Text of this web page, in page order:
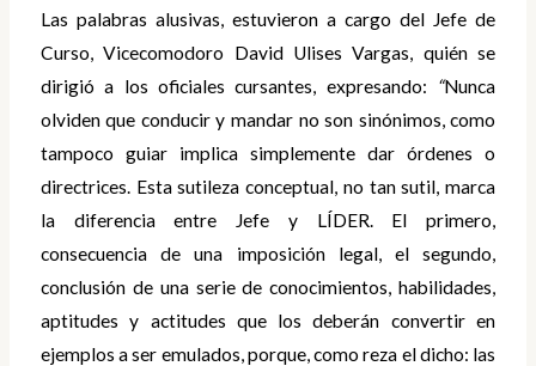
Las palabras alusivas, estuvieron a cargo del Jefe de
Curso, Vicecomodoro David Ulises Vargas, quién se
dirigió a los oficiales cursantes, expresando:
“Nunca
olviden que conducir y mandar no son sinónimos, como
tampoco guiar implica simplemente dar órdenes o
directrices. Esta sutileza conceptual, no tan sutil, marca
la diferencia entre Jefe y LÍDER. El primero,
consecuencia de una imposición legal, el segundo,
conclusión de una serie de conocimientos, habilidades,
aptitudes y actitudes que los deberán convertir en
ejemplos a ser emulados, porque, como reza el dicho: las